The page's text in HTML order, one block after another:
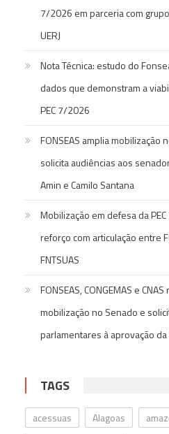
7/2026 em parceria com
UERJ
Nota Técnica: estudo do
dados que demonstram a
PEC 7/2026
FONSEAS amplia mobilização
solicita audiências aos
Amin e Camilo Santana
Mobilização em defesa da
reforço com articulação entre
FNTSUAS
FONSEAS, CONGEMAS e
mobilização no Senado e
parlamentares à aprovação da
TAGS
acessuas Alagoas